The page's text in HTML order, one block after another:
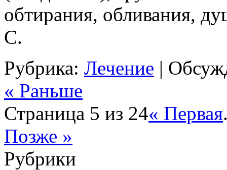
обтирания, обливания,
С.
Рубрика: Лечение |
« Раньше
Страница 5 из 24« Первая
Позже »
Рубрики